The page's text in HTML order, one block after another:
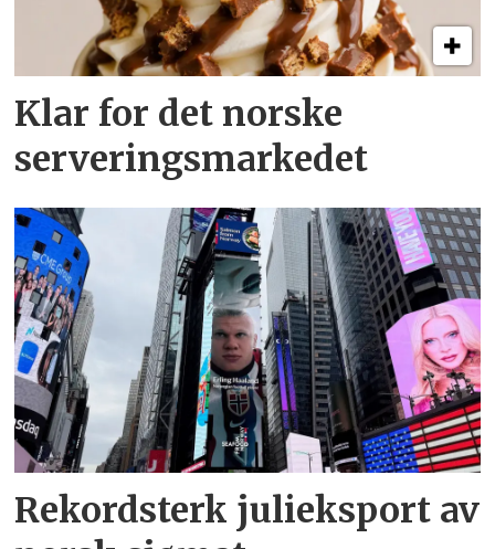
Klar for det norske
serveringsmarkedet
Rekordsterk julieksport av